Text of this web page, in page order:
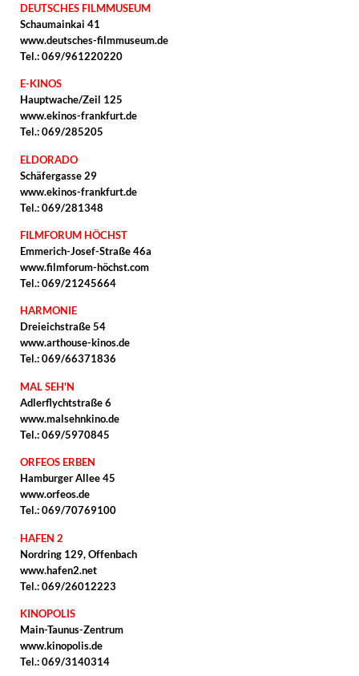
DEUTSCHES FILMMUSEUM
Schaumainkai 41
www.deutsches-filmmuseum.de
Tel.: 069/961220220
E-KINOS
Hauptwache/Zeil 125
www.ekinos-frankfurt.de
Tel.: 069/285205
ELDORADO
Schäfergasse 29
www.ekinos-frankfurt.de
Tel.: 069/281348
FILMFORUM HÖCHST
Emmerich-Josef-Straße 46a
www.filmforum-höchst.com
Tel.: 069/21245664
HARMONIE
Dreieichstraße 54
www.arthouse-kinos.de
Tel.: 069/66371836
MAL SEH'N
Adlerflychtstraße 6
www.malsehnkino.de
Tel.: 069/5970845
ORFEOS ERBEN
Hamburger Allee 45
www.orfeos.de
Tel.: 069/70769100
HAFEN 2
Nordring 129, Offenbach
www.hafen2.net
Tel.: 069/26012223
KINOPOLIS
Main-Taunus-Zentrum
www.kinopolis.de
Tel.: 069/3140314